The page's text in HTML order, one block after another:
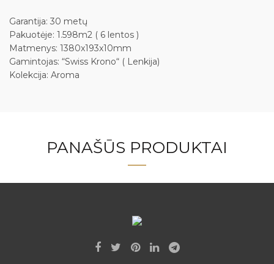
Garantija: 30 metų
Pakuotėje: 1.598m2 ( 6 lentos )
Matmenys: 1380x193x10mm
Gamintojas: “Swiss Krono“ ( Lenkija)
Kolekcija: Aroma
PANAŠŪS PRODUKTAI